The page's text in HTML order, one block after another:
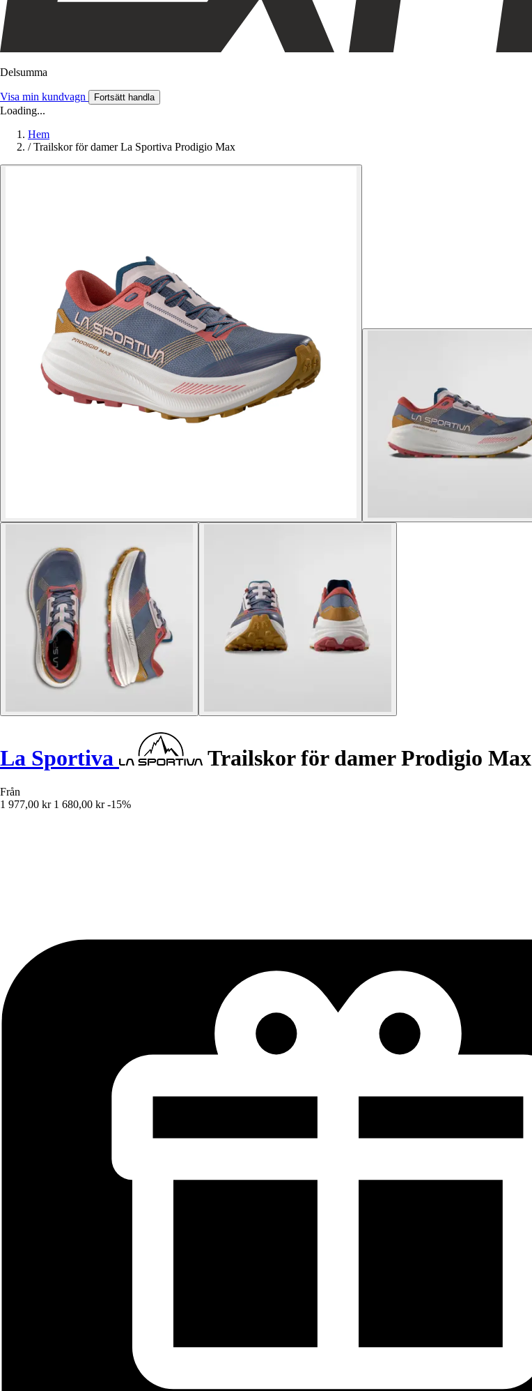
Delsumma
Visa min kundvagn Fortsätt handla
Loading...
Hem
/ Trailskor för damer La Sportiva Prodigio Max
La Sportiva Trailskor för damer Prodigio Max
Från
1 977,00 kr 1 680,00 kr -15%